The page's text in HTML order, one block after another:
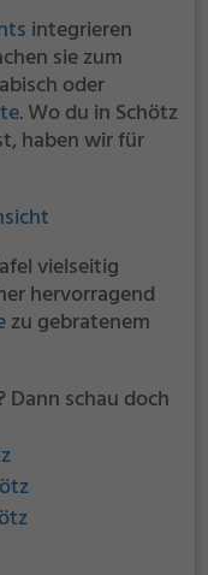
integrieren
sie zum
oder
. Wo du in Schötz
haben wir für
vielseitig
hervorragend
zu gebratenem
schau doch